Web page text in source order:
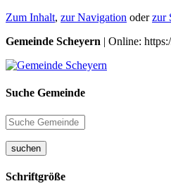
Zum Inhalt, zur Navigation oderzur
Gemeinde Scheyern | Online:
Suche Gemeinde
suchen
Schriftgröße